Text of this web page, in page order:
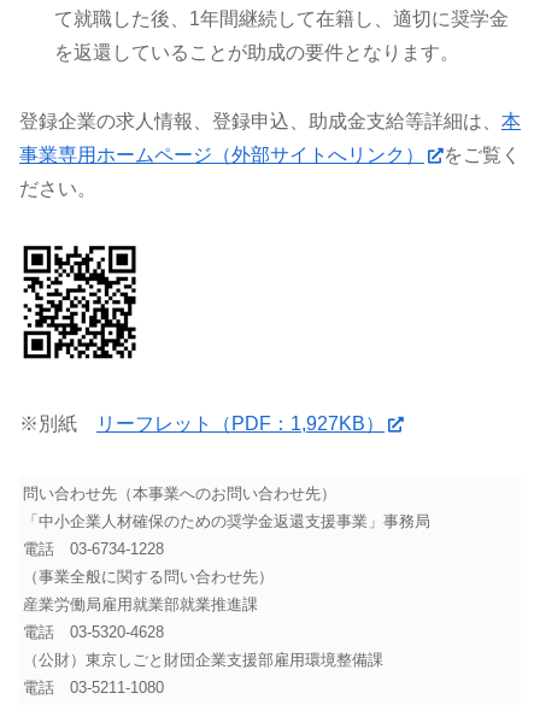
て就職した後、1年間継続して在籍し、適切に奨学金
を返還していることが助成の要件となります。
登録企業の求人情報、登録申込、助成金支給等詳細は、 本
事業専用ホームページ（外部サイトへリンク）
をご覧く
ださい。
※別紙 リーフレット（PDF：1,927KB）
問い合わせ先（本事業へのお問い合わせ先）
「中小企業人材確保のための奨学金返還支援事業」事務局
電話 03-6734-1228
（事業全般に関する問い合わせ先）
産業労働局雇用就業部就業推進課
電話 03-5320-4628
（公財）東京しごと財団企業支援部雇用環境整備課
電話 03-5211-1080